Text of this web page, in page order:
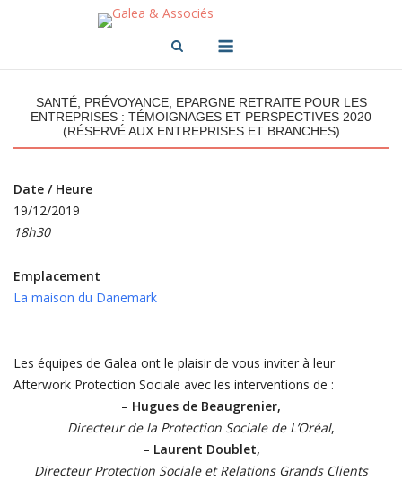
SANTÉ, PRÉVOYANCE, EPARGNE RETRAITE POUR LES
ENTREPRISES : TÉMOIGNAGES ET PERSPECTIVES 2020
(RÉSERVÉ AUX ENTREPRISES ET BRANCHES)
Date / Heure
19/12/2019
18h30
Emplacement
La maison du Danemark
Les équipes de Galea ont le plaisir de vous inviter à leur
Afterwork Protection Sociale avec les interventions de :
– Hugues de Beaugrenier,
Directeur de la Protection Sociale de L’Oréal,
– Laurent Doublet,
Directeur Protection Sociale et Relations Grands Clients